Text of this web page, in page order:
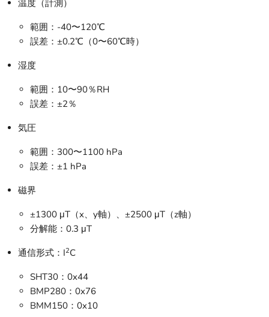
温度（計測）
範囲：-40〜120℃
誤差：±0.2℃（0〜60℃時）
湿度
範囲：10〜90％RH
誤差：±2％
気圧
範囲：300〜1100 hPa
誤差：±1 hPa
磁界
±1300 μT（x、y軸）、±2500 μT（z軸）
分解能：0.3 μT
通信形式：I2C
SHT30：0x44
BMP280：0x76
BMM150：0x10